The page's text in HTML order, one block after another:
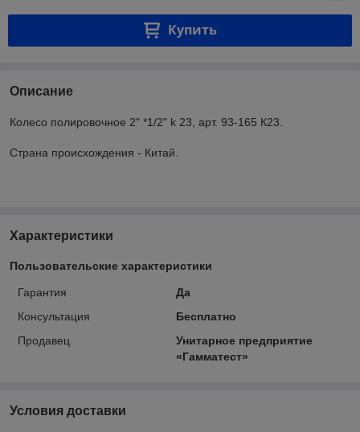
Купить
Описание
Колесо полировочное 2" *1/2" k 23, арт. 93-165 К23.
Страна происхождения - Китай.
Характеристики
Пользовательские характеристики
Гарантия
Да
Консультация
Бесплатно
Продавец
Унитарное предприятие
«Гамматест»
Условия доставки